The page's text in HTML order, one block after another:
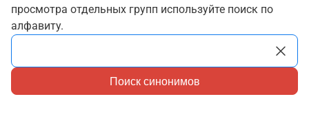
просмотра отдельных групп используйте поиск по
алфавиту.
Поиск синонимов